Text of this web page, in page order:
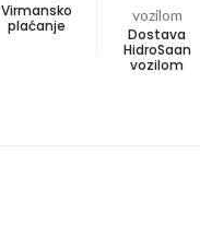
Virmansko
plaćanje
Dostava
HidroSaan
vozilom